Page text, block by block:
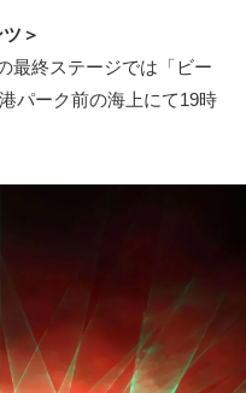
＞
最終ステージでは「ビー
パーク前の海上にて19時